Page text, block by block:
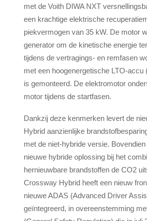
met de Voith DIWA NXT
een krachtige elektrische
piekvermogen van 35 kW. De motor
generator om de kinetische energie
tijdens de vertragings- en remfasen
met een hoogenergetische LTO-accu
is gemonteerd. De elektromotor
motor tijdens de startfasen.
Dankzij deze kenmerken levert de
Hybrid aanzienlijke
met de niet-hybride versie.
nieuwe hybride oplossing bij het
hernieuwbare brandstoffen de CO2
Crossway Hybrid heeft een nieuw
nieuwe ADAS (Advanced Driver
geïntegreerd, in overeenstemming